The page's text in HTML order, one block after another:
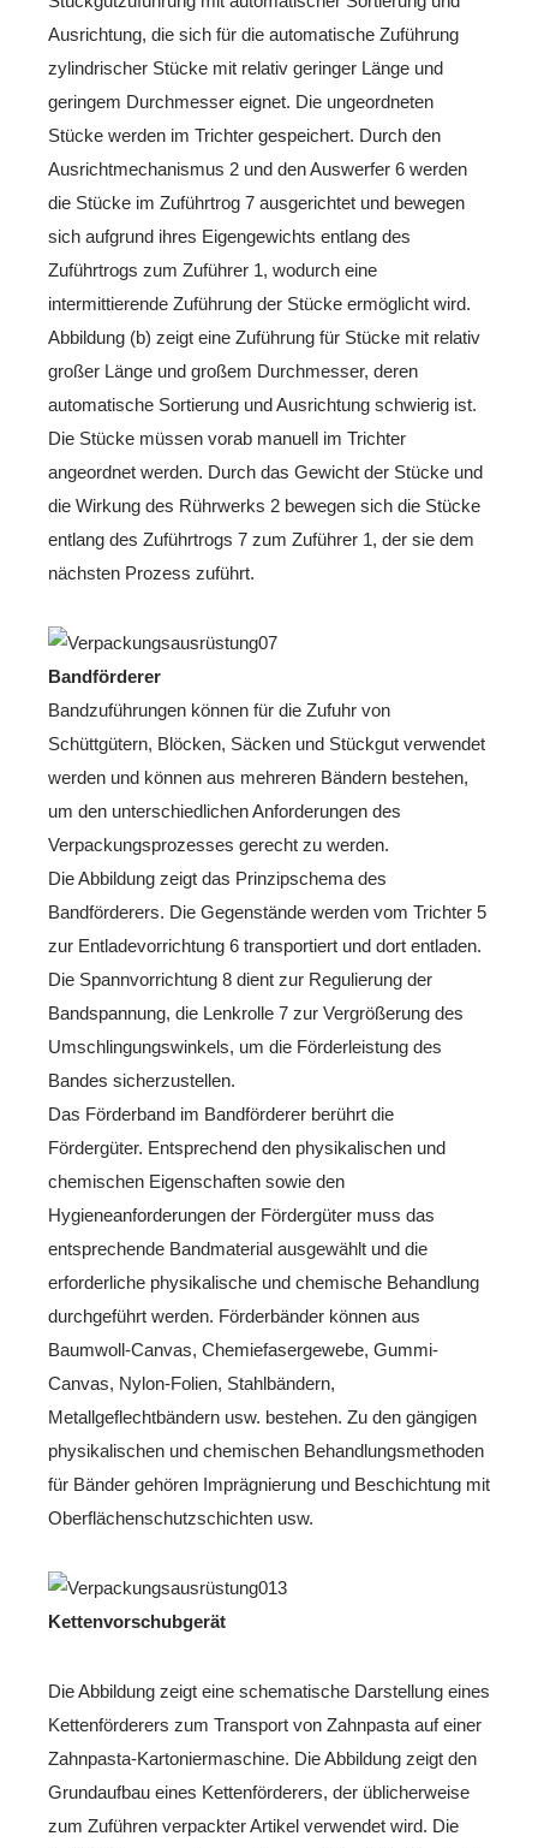
Ausrichtung, die sich für die automatische Zuführung
zylindrischer Stücke mit relativ geringer Länge und
geringem Durchmesser eignet. Die ungeordneten
Stücke werden im Trichter gespeichert. Durch den
Ausrichtmechanismus 2 und den Auswerfer 6 werden
die Stücke im Zuführtrog 7 ausgerichtet und bewegen
sich aufgrund ihres Eigengewichts entlang des
Zuführtrogs zum Zuführer 1, wodurch eine
intermittierende Zuführung der Stücke ermöglicht wird.
Abbildung (b) zeigt eine Zuführung für Stücke mit relativ
großer Länge und großem Durchmesser, deren
automatische Sortierung und Ausrichtung schwierig ist.
Die Stücke müssen vorab manuell im Trichter
angeordnet werden. Durch das Gewicht der Stücke und
die Wirkung des Rührwerks 2 bewegen sich die Stücke
entlang des Zuführtrogs 7 zum Zuführer 1, der sie dem
nächsten Prozess zuführt.
Bandförderer
Bandzuführungen können für die Zufuhr von
Schüttgütern, Blöcken, Säcken und Stückgut verwendet
werden und können aus mehreren Bändern bestehen,
um den unterschiedlichen Anforderungen des
Verpackungsprozesses gerecht zu werden.
Die Abbildung zeigt das Prinzipschema des
Bandförderers. Die Gegenstände werden vom Trichter 5
zur Entladevorrichtung 6 transportiert und dort entladen.
Die Spannvorrichtung 8 dient zur Regulierung der
Bandspannung, die Lenkrolle 7 zur Vergrößerung des
Umschlingungswinkels, um die Förderleistung des
Bandes sicherzustellen.
Das Förderband im Bandförderer berührt die
Fördergüter. Entsprechend den physikalischen und
chemischen Eigenschaften sowie den
Hygieneanforderungen der Fördergüter muss das
entsprechende Bandmaterial ausgewählt und die
erforderliche physikalische und chemische Behandlung
durchgeführt werden. Förderbänder können aus
Baumwoll-Canvas, Chemiefasergewebe, Gummi-
Canvas, Nylon-Folien, Stahlbändern,
Metallgeflechtbändern usw. bestehen. Zu den gängigen
physikalischen und chemischen Behandlungsmethoden
für Bänder gehören Imprägnierung und Beschichtung mit
Oberflächenschutzschichten usw.
Kettenvorschubgerät
Die Abbildung zeigt eine schematische Darstellung eines
Kettenförderers zum Transport von Zahnpasta auf einer
Zahnpasta-Kartoniermaschine. Die Abbildung zeigt den
Grundaufbau eines Kettenförderers, der üblicherweise
zum Zuführen verpackter Artikel verwendet wird. Die